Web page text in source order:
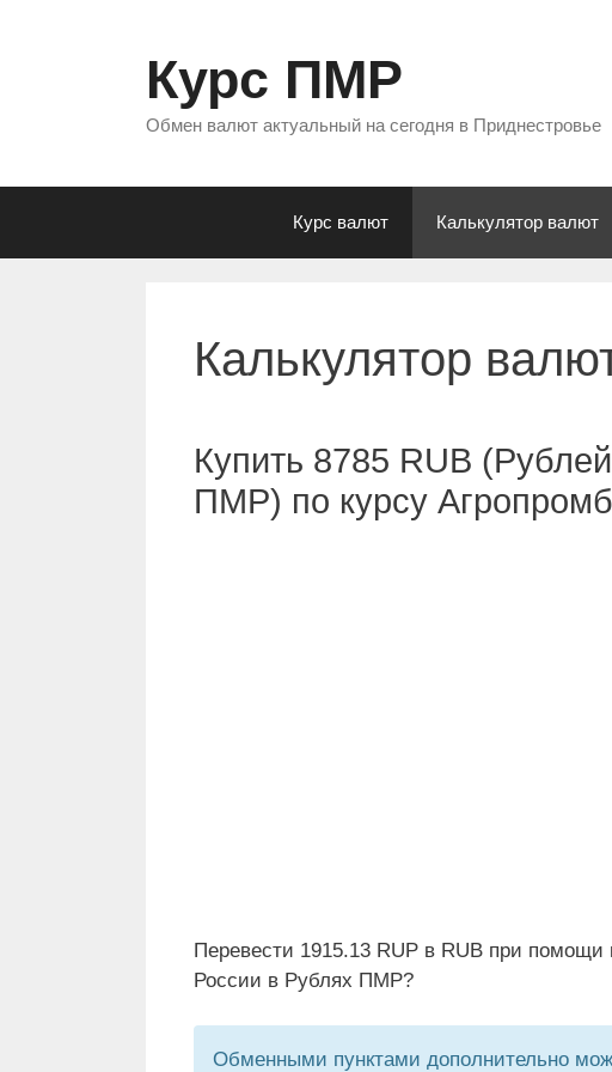
Курс ПМР
Обмен валют актуальный на сегодня в Приднестровье
Курс валют Калькулятор валют
Калькулятор
Купить 8785 RUB
ПМР) по курсу
Перевести 1915.13 RUP в RUB при помощи
России в Рублях ПМР?
Обменными пунктами дополнительно